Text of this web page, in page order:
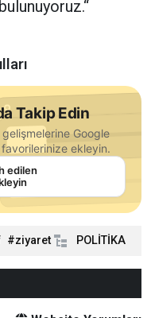
Takip Edin
Google
ekleyin.
edilen
ziyaret POLİTİKA